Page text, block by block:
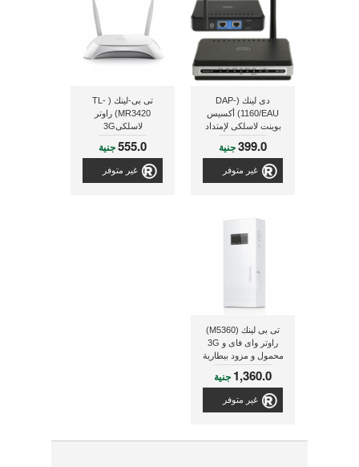
دى لينك (DAP-
1160/EAU) أكسيس
بوينت لاسلكى لإمتداد
إشارة الراوتر
399.0جنية
غير متوفر
تى بى-لينك ( TL-
MR3420) راوتر
لاسلكى3G
555.0جنية
غير متوفر
تى بى لينك (M5360)
راوتر واى فاى و 3G
محمول و مزود ببطارية
داخلية لإعادة شحن
الأجهزة بقدرة 5200 ملى
1,360.0 جنية
غير متوفر